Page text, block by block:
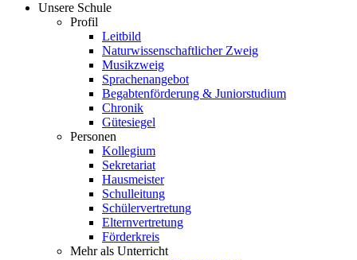
Unsere Schule
Profil
Leitbild
Naturwissenschaftlicher Zweig
Musikzweig
Sprachenangebot
Begabtenförderung & Juniorstudium
Chronik
Gütesiegel
Personen
Kollegium
Sekretariat
Hausmeister
Schulleitung
Schülervertretung
Elternvertretung
Förderkreis
Mehr als Unterricht